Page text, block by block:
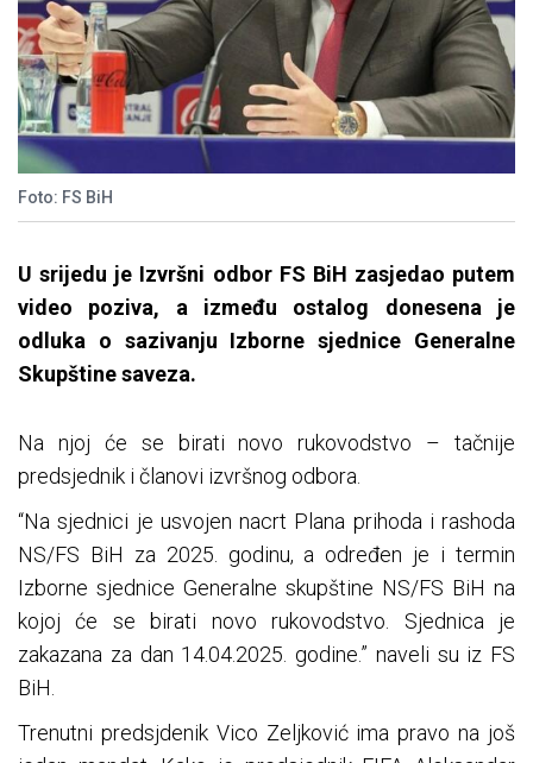
Foto: FS BiH
U srijedu je Izvršni odbor FS BiH zasjedao putem
video poziva, a između ostalog donesena je
odluka o sazivanju Izborne sjednice Generalne
Skupštine saveza.
Na njoj će se birati novo rukovodstvo – tačnije
predsjednik i članovi izvršnog odbora.
“Na sjednici je usvojen nacrt Plana prihoda i rashoda
NS/FS BiH za 2025. godinu, a određen je i termin
Izborne sjednice Generalne skupštine NS/FS BiH na
kojoj će se birati novo rukovodstvo. Sjednica je
zakazana za dan 14.04.2025. godine.” naveli su iz FS
BiH.
Trenutni predsjdenik Vico Zeljković ima pravo na još